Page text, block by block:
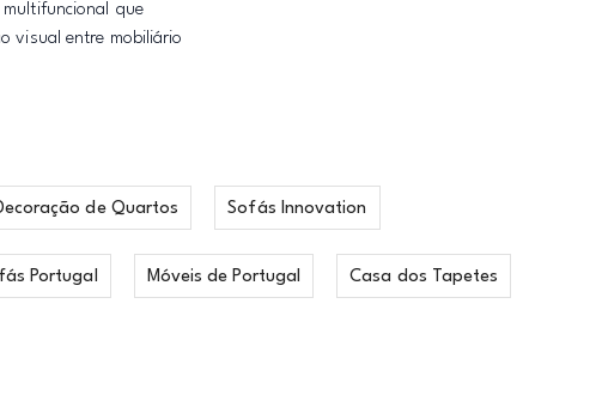
que
visual entre mobiliário
de Quartos Sofás Innovation
Portugal Móveis de Portugal Casa dos Tapetes